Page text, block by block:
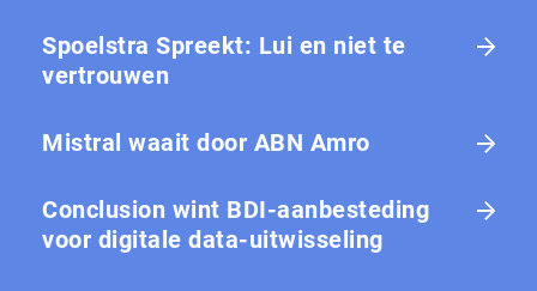
Spoelstra Spreekt: Lui en niet te
vertrouwen
Mistral waait door ABN Amro
Conclusion wint BDI-aanbesteding
voor digitale data-uitwisseling